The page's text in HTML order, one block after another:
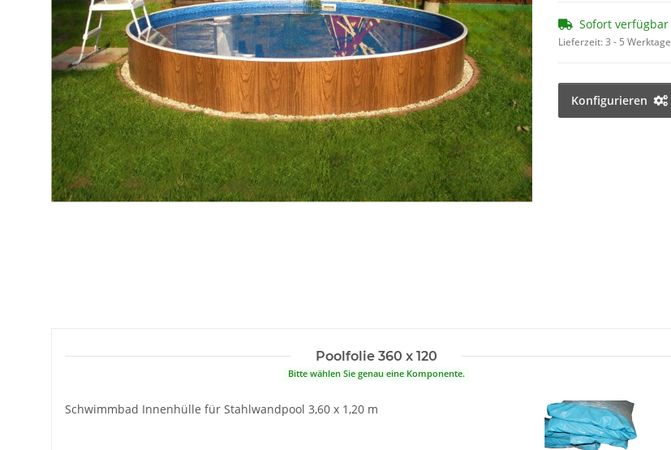
Sofort verfügbar
Lieferzeit:3 - 5 Werktage
Konfigurieren
Poolfolie 360 x 120
Bitte wählen Sie genau eine Komponente.
Schwimmbad Innenhülle für Stahlwandpool 3,60 x 1,20 m